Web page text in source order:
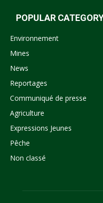
POPULAR
Environnement
Mines
News
Reportages
Communiqué de presse
Agriculture
Expressions Jeunes
Pêche
Non classé